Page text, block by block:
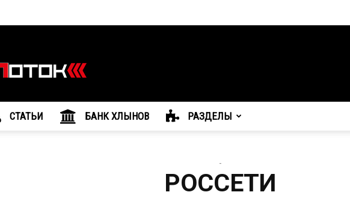
агентство
"МедиаПоток"
CТАТЬИ БАНК ХЛЫНОВ РАЗДЕЛЫ
-
РОССЕТИ